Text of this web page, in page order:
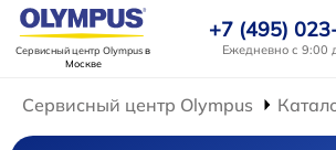
Сервисный центр Olympusв
Москве
+7 (495)
Ежедневно с 9:00
Сервисный центр Olympus